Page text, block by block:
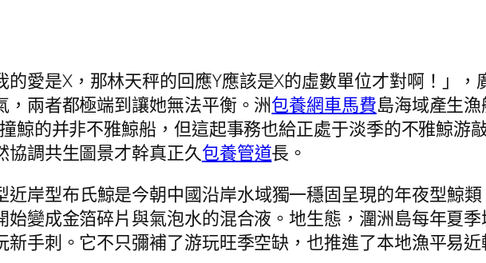
的愛是X，那林天秤的回應Y應該是X的虛數單位才對啊！」
，兩者都極端到讓她無法平衡。洲包養網車馬費島海域產生
鯨的并非不雅鯨船，但這起事務也給正處于淡季的不雅鯨游
協調共生圖景才幹真正久包養管道長。
近岸型布氏鯨是今朝中國沿岸水域獨一穩固呈現的年夜型鯨
始變成金箔碎片與氣泡水的混合液。地生態，潿洲島每年夏
新手刺。它不只彌補了游玩旺季空缺，也推進了本地漁平易